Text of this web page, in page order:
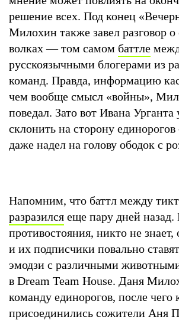
решение всех. Под конец
Милохин также завел разговор о
волках — том самом баттле
русскоязычными блогерами из
команд. Правда, информацию
чем вообще смысл «войны»,
поведал. Зато вот Ивана Урганта
склонить на сторону
даже надел на голову ободок с
Напомним, что баттл между
разразился еще пару дней
противостояния, никто не знает,
и их подписчики повально
эмодзи с различными
в Dream Team House. Даня
команду единорогов, после чего
присоединились сожители Аня